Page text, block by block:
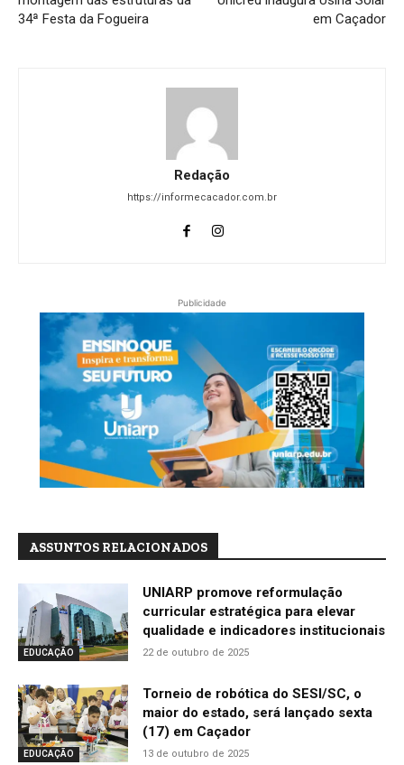
34ª Festa da Fogueira
em Caçador
Redação
https://informecacador.com.br
Publicidade
ASSUNTOS RELACIONADOS
EDUCAÇÃO
UNIARP promove reformulação
curricular estratégica para elevar
qualidade e indicadores institucionais
22 de outubro de 2025
EDUCAÇÃO
Torneio de robótica do SESI/SC, o
maior do estado, será lançado sexta
(17) em Caçador
13 de outubro de 2025